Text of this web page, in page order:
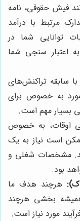
فیش حقوقی، نامه
مرتبط با درآمد
توانایی شما در
اعتبار سنجی شما
با سابقه تراکنش‌های
به خصوص برای
بسیار مهم است.
اوقات، به خصوص
است نیاز به یک
مشخصات شغلی و
بود.
هرچند هدف ما
بخشی هرچند
مورد نیاز است.